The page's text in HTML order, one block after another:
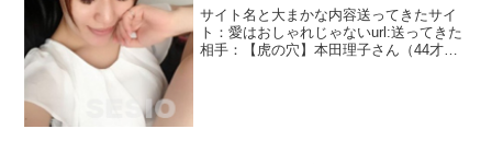
サイト名と大まかな内容送ってきたサイ
ト：愛はおしゃれじゃないurl:送ってきた
相手：【虎の穴】本田理子さん（44才）